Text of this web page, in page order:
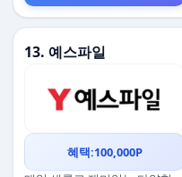
13. 예스파일
혜택:100,000P